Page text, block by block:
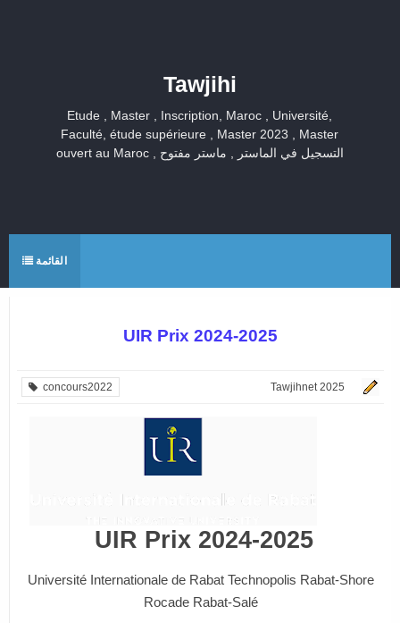
Tawjihi
Etude , Master , Inscription, Maroc , Université,
Faculté, étude supérieure , Master 2023 , Master
ouvert au Maroc , التسجيل في الماستر , ماستر مفتوح
القائمة
UIR Prix 2024-2025
Tawjihnet 2025
concours2022
UIR Prix 2024-2025
Université Internationale de Rabat Technopolis Rabat-Shore
Rocade Rabat-Salé